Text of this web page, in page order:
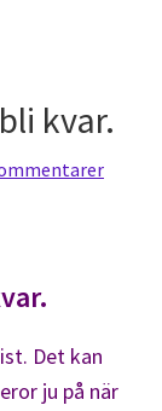
kvar.
Det kan
ju på när